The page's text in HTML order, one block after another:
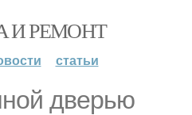
И РЕМОНТ
статьи
дверью